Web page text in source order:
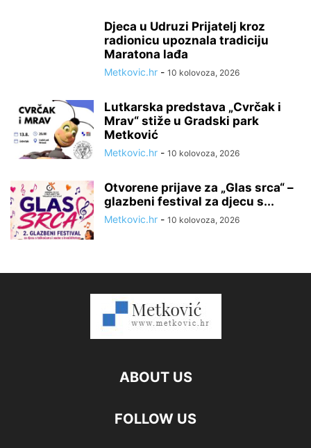
Djeca u Udruzi Prijatelj kroz
radionicu upoznala tradiciju
Maratona lađa
Metkovic.hr - 10 kolovoza, 2026
Lutkarska predstava „Cvrčak i
Mrav“ stiže u Gradski park
Metković
Metkovic.hr - 10 kolovoza, 2026
Otvorene prijave za „Glas srca“ –
glazbeni festival za djecu s...
Metkovic.hr - 10 kolovoza, 2026
ABOUT US
FOLLOW US